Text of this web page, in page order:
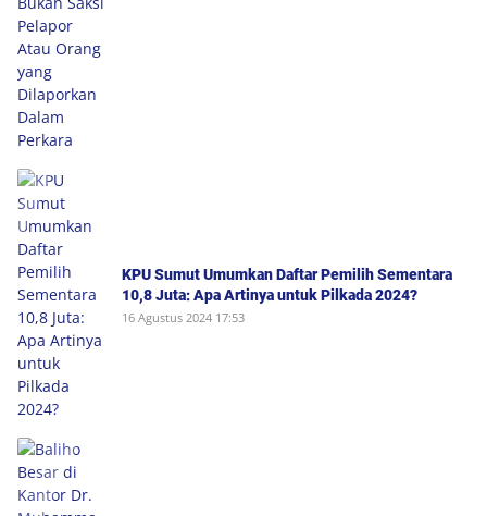
KPU Sumut Umumkan Daftar Pemilih Sementara
10,8 Juta: Apa Artinya untuk Pilkada 2024?
16 Agustus 2024 17:53